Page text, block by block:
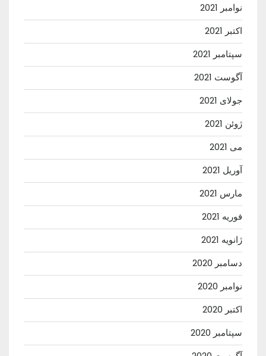
نوامبر 2021
اکتبر 2021
سپتامبر 2021
آگوست 2021
جولای 2021
ژوئن 2021
می 2021
آوریل 2021
مارس 2021
فوریه 2021
ژانویه 2021
دسامبر 2020
نوامبر 2020
اکتبر 2020
سپتامبر 2020